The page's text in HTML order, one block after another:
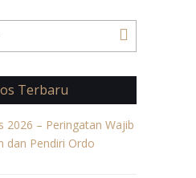
Terbaru
2026 – Peringatan Wajib
dan Pendiri Ordo